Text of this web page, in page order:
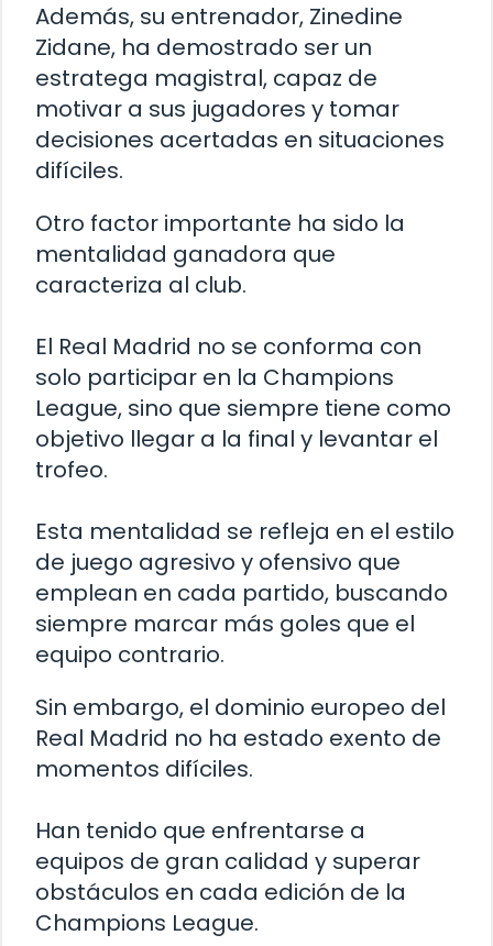
Además, su entrenador, Zinedine
Zidane, ha demostrado ser un
estratega magistral, capaz de
motivar a sus jugadores y tomar
decisiones acertadas en situaciones
difíciles.
Otro factor importante ha sido la
mentalidad ganadora que
caracteriza al club.
El Real Madrid no se conforma con
solo participar en la Champions
League, sino que siempre tiene como
objetivo llegar a la final y levantar el
trofeo.
Esta mentalidad se refleja en el estilo
de juego agresivo y ofensivo que
emplean en cada partido, buscando
siempre marcar más goles que el
equipo contrario.
Sin embargo, el dominio europeo del
Real Madrid no ha estado exento de
momentos difíciles.
Han tenido que enfrentarse a
equipos de gran calidad y superar
obstáculos en cada edición de la
Champions League.